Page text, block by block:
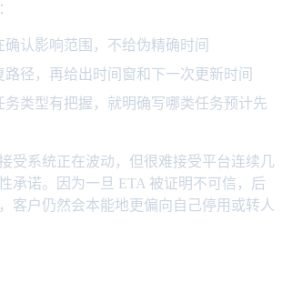
认影响范围，不给伪精确时间
路径，再给出时间窗和下一次更新时间
务类型有把握，就明确写哪类任务预计先
受系统正在波动，但很难接受平台连续几
承诺。因为一旦 ETA 被证明不可信，后
客户仍然会本能地更偏向自己停用或转人